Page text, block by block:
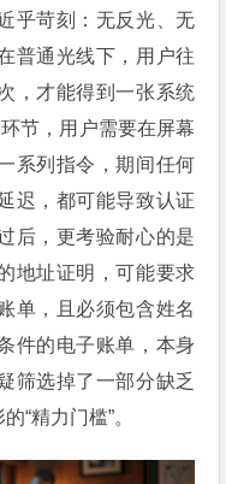
乎苛刻：无反光、无
普通光线下，用户往
，才能得到一张系统
节，用户需要在屏幕
系列指令，期间任何
迟，都可能导致认证
后，更考验耐心的是
地址证明，可能要求
单，且必须包含姓名
件的电子账单，本身
筛选掉了一部分缺乏
“精力门槛”。